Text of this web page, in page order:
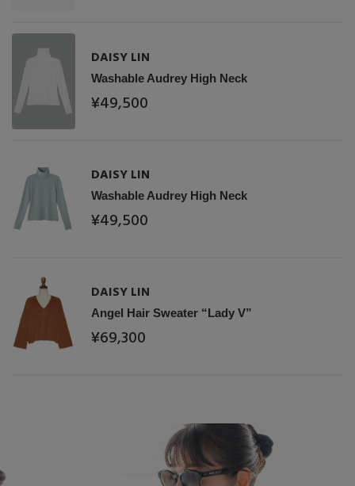
ELLE SHOP 公式アプリ
DAISY LIN
Washable Audrey High Neck
¥49,500
DAISY LIN
Washable Audrey High Neck
¥49,500
DAISY LIN
Angel Hair Sweater “Lady V”
¥69,300